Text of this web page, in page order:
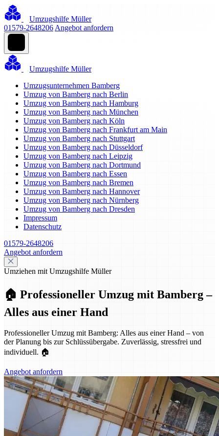
Umzugshilfe Müller
01579-2648206 Angebot anfordern
Umzugshilfe Müller
Umzugsunternehmen Bamberg
Umzug von Bamberg nach Berlin
Umzug von Bamberg nach Hamburg
Umzug von Bamberg nach München
Umzug von Bamberg nach Köln
Umzug von Bamberg nach Frankfurt am Main
Umzug von Bamberg nach Stuttgart
Umzug von Bamberg nach Düsseldorf
Umzug von Bamberg nach Leipzig
Umzug von Bamberg nach Dortmund
Umzug von Bamberg nach Essen
Umzug von Bamberg nach Bremen
Umzug von Bamberg nach Hannover
Umzug von Bamberg nach Nürnberg
Umzug von Bamberg nach Dresden
Impressum
Datenschutz
01579-2648206
Angebot anfordern
Umziehen mit Umzugshilfe Müller
🏠 Professioneller Umzug mit Bamberg –
Alles aus einer Hand
Professioneller Umzug mit Bamberg: Alles aus einer Hand – von
der Planung bis zur Schlüssübergabe. Zuverlässig, stressfrei und
individuell. 🏠
Angebot anfordern